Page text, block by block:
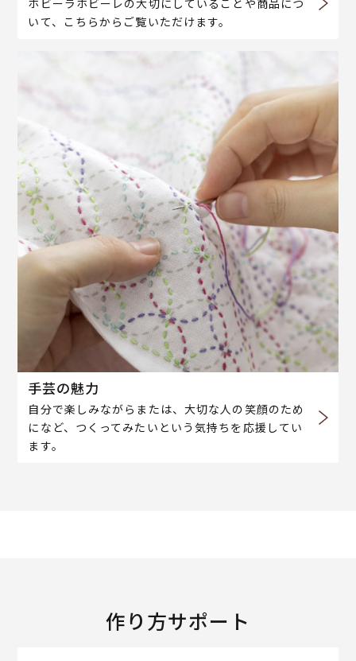
ホビーラホビーレの大切にしていることや商品につ
いて、こちらからご覧いただけます。
手芸の魅力
自分で楽しみながらまたは、大切な人の笑顔のため
になど、つくってみたいという気持ちを応援してい
ます。
作り方サポート